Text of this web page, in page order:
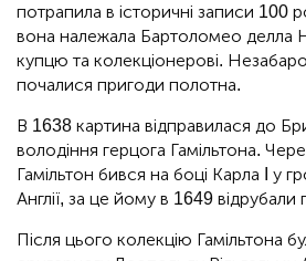
потрапила в історичні записи 100
вона належала Бартоломео делла
купцю та колекціонерові.
почалися пригоди полотна.
В 1638 картина відправилася до
володіння герцога Гамільтона.
Гамільтон бився на боці Карла I у
Англії, за це йому в 1649 відрубали
Після цього колекцію Гамільтона